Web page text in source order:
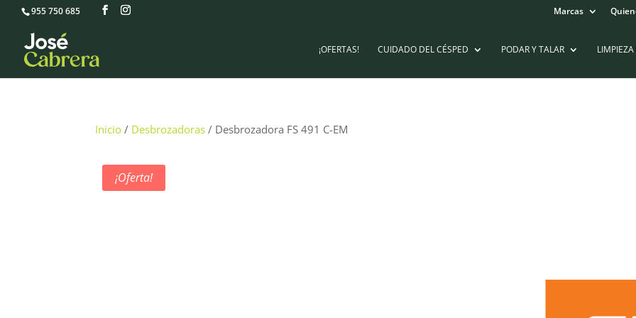
955 750 685 Marcas
¡OFERTAS! CUIDADO DEL CÉSPED PODAR Y TALAR LIMPIEZA
Inicio / Desbrozadoras / Desbrozadora FS 491 C-EM
¡Oferta!